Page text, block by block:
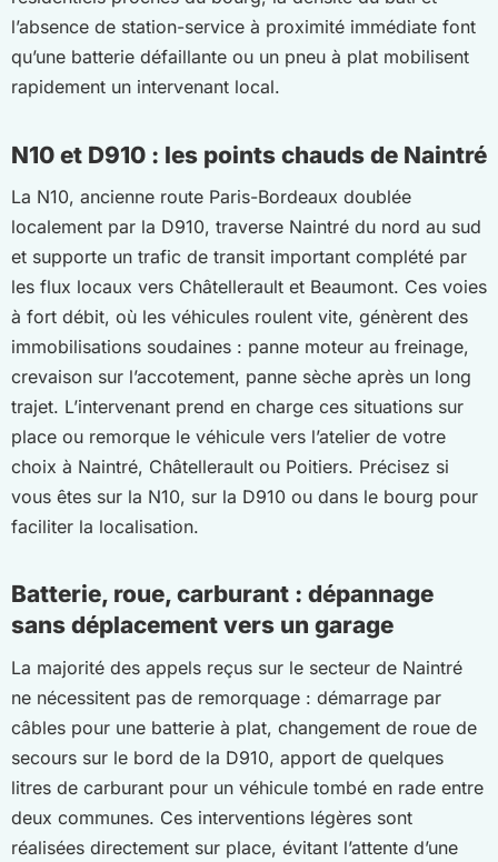
l’absence de station-service à proximité immédiate font
qu’une batterie défaillante ou un pneu à plat mobilisent
rapidement un intervenant local.
N10 et D910 : les points chauds de Naintré
La N10, ancienne route Paris-Bordeaux doublée
localement par la D910, traverse Naintré du nord au sud
et supporte un trafic de transit important complété par
les flux locaux vers Châtellerault et Beaumont. Ces voies
à fort débit, où les véhicules roulent vite, génèrent des
immobilisations soudaines : panne moteur au freinage,
crevaison sur l’accotement, panne sèche après un long
trajet. L’intervenant prend en charge ces situations sur
place ou remorque le véhicule vers l’atelier de votre
choix à Naintré, Châtellerault ou Poitiers. Précisez si
vous êtes sur la N10, sur la D910 ou dans le bourg pour
faciliter la localisation.
Batterie, roue, carburant : dépannage
sans déplacement vers un garage
La majorité des appels reçus sur le secteur de Naintré
ne nécessitent pas de remorquage : démarrage par
câbles pour une batterie à plat, changement de roue de
secours sur le bord de la D910, apport de quelques
litres de carburant pour un véhicule tombé en rade entre
deux communes. Ces interventions légères sont
réalisées directement sur place, évitant l’attente d’une